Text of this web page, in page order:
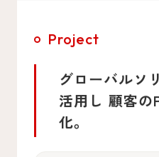
Project
グローバルソ
活用し 顧客の
化。